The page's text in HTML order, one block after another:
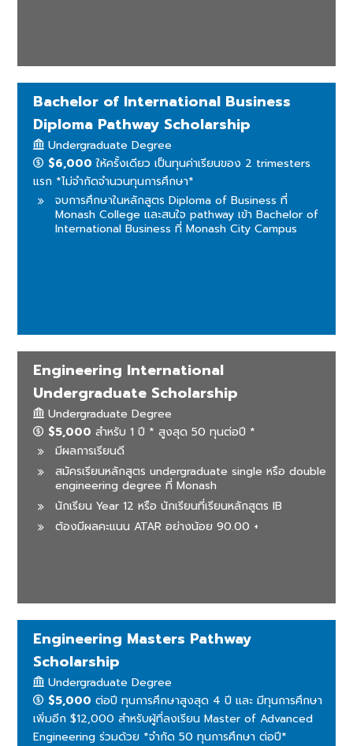
Bachelor of International Business
Diploma Pathway Scholarship
Undergraduate Degree
$6,000ให้ครั้งเดียว เป็นทุนค่าเรียนของ 2 trimesters
แรก *ไม่จำกัดจำนวนทุนการศึกษา*
จบการศึกษาในหลักสูตร Diploma of Business ที่
Monash College และสนใจ pathway เข้า Bachelor of
International Business ที่ Monash City Campus
Engineering International
Undergraduate Scholarship
Undergraduate Degree
$5,000 สำหรับ 1 ปี * สูงสุด 50 ทุนต่อปี *
มีผลการเรียนดี
สมัครเรียนหลักสูตร undergraduate single หรือ double
engineering degree ที่ Monash
นักเรียน Year 12 หรือ นักเรียนที่เรียนหลักสูตร IB
ต้องมีผลคะแนน ATAR อย่างน้อย 90.00 +
Engineering Masters Pathway
Scholarship
Undergraduate Degree
$5,000 ต่อปี ทุนการศึกษาสูงสุด 4 ปี และ มีทุนการศึกษา
เพิ่มอีก $12,000 สำหรับผู้ที่ลงเรียน Master of Advanced
Engineering ร่วมด้วย *จำกัด 50 ทุนการศึกษา ต่อปี*